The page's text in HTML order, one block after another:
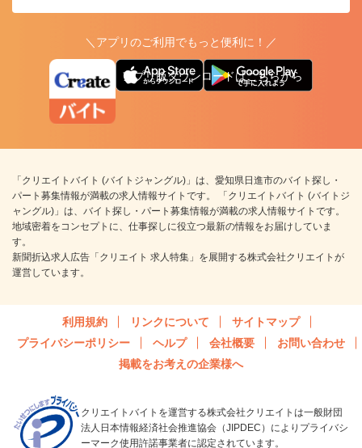
＼アプリのご利用でもっと便利に！／
アプリ版ダウンロードはこちらから
「クリエイトバイト (バイトジャングル)」は、愛知県日進市のバイト探し・
パート募集情報が満載の求人情報サイトです。 「クリエイトバイト (バイトジ
ャングル)」は、バイト探し・パート募集情報が満載の求人情報サイトです。
地域密着をコンセプトに、仕事探しに役立つ最新の情報をお届けしていま
す。
新聞折込求人広告「クリエイト 求人特集」を展開する株式会社クリエイトが
運営しています。
利用規約 リンクについて
サイトマップ
プライバシーポリシー
ヘルプ 会社概要
お問い合わせ
掲載をお考えの企業様へ
クリエイトバイトを運営する株式会社クリエイトは一般財団
法人日本情報経済社会推進協会（JIPDEC）によりプライバシ
ーマーク使用許諾事業者に認定されています。